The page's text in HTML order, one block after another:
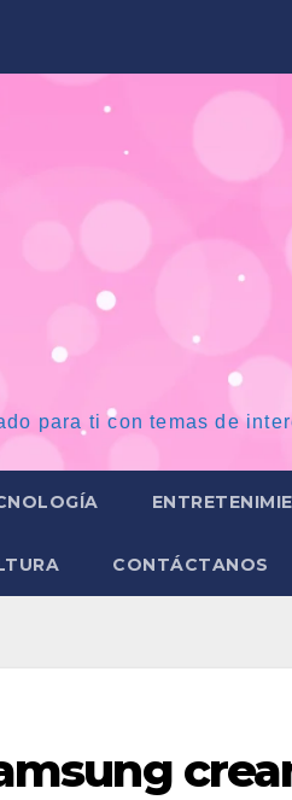
para ti con temas de
CONTÁCTANOS